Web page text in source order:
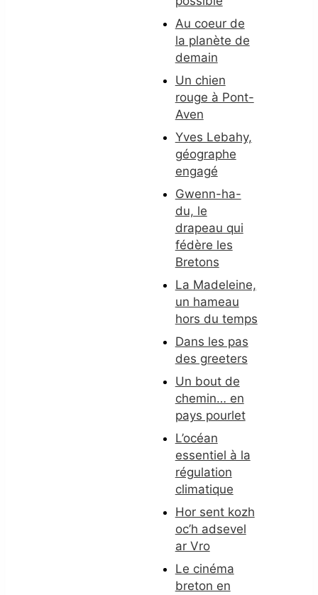
Au coeur de
la planète de
demain
Un chien
rouge à Pont-
Aven
Yves Lebahy,
géographe
engagé
Gwenn-ha-
du, le
drapeau qui
fédère les
Bretons
La Madeleine,
un hameau
hors du temps
Dans les pas
des greeters
Un bout de
chemin… en
pays pourlet
L’océan
essentiel à la
régulation
climatique
Hor sent kozh
oc’h adsevel
ar Vro
Le cinéma
breton en